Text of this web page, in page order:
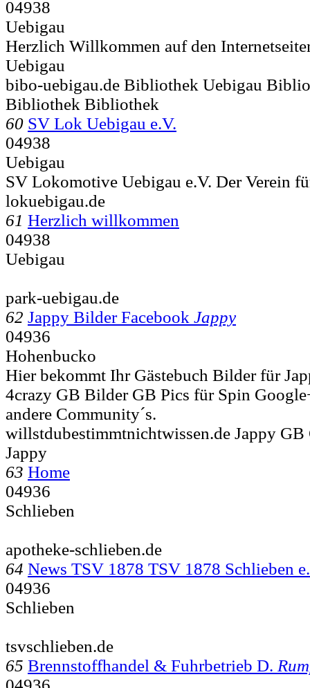
04938
Uebigau
Herzlich Willkommen auf den
Uebigau
bibo-uebigau.de Bibliothek Uebigau
Bibliothek Bibliothek
60 SV Lok Uebigau e.V.
04938
Uebigau
SV Lokomotive Uebigau e.V. Der Verein
lokuebigau.de
61 Herzlich willkommen
04938
Uebigau
park-uebigau.de
62 Jappy Bilder Facebook Jappy
04936
Hohenbucko
Hier bekommt Ihr Gästebuch Bilder für
4crazy GB Bilder GB Pics für Spin
andere Community´s.
willstdubestimmtnichtwissen.de Jappy
Jappy
63 Home
04936
Schlieben
apotheke-schlieben.de
64 News TSV 1878 TSV 1878 Schlieben
04936
Schlieben
tsvschlieben.de
65 Brennstoffhandel & Fuhrbetrieb D.